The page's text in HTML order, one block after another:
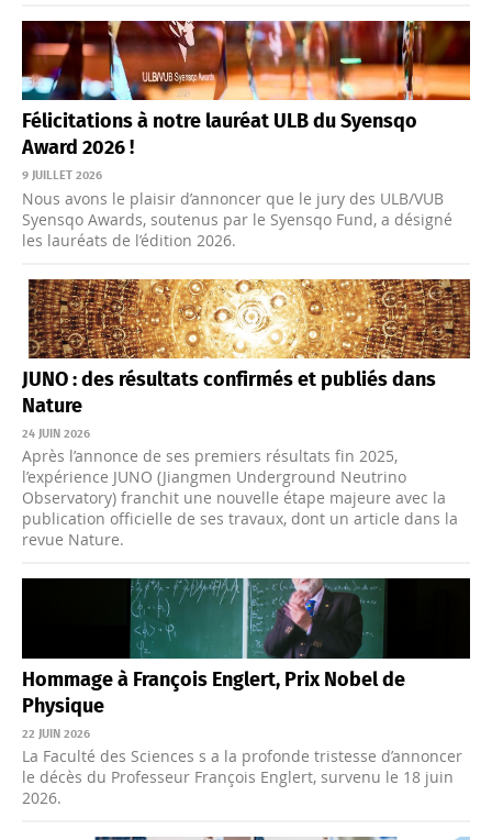
Félicitations à notre lauréat ULB du Syensqo
Award 2026 !
9 JUILLET 2026
Nous avons le plaisir d’annoncer que le jury des ULB/VUB
Syensqo Awards, soutenus par le Syensqo Fund, a désigné
les lauréats de l’édition 2026.
JUNO : des résultats confirmés et publiés dans
Nature
24 JUIN 2026
Après l’annonce de ses premiers résultats fin 2025,
l’expérience JUNO (Jiangmen Underground Neutrino
Observatory) franchit une nouvelle étape majeure avec la
publication officielle de ses travaux, dont un article dans la
revue Nature.
Hommage à François Englert, Prix Nobel de
Physique
22 JUIN 2026
La Faculté des Sciences s a la profonde tristesse d’annoncer
le décès du Professeur François Englert, survenu le 18 juin
2026.